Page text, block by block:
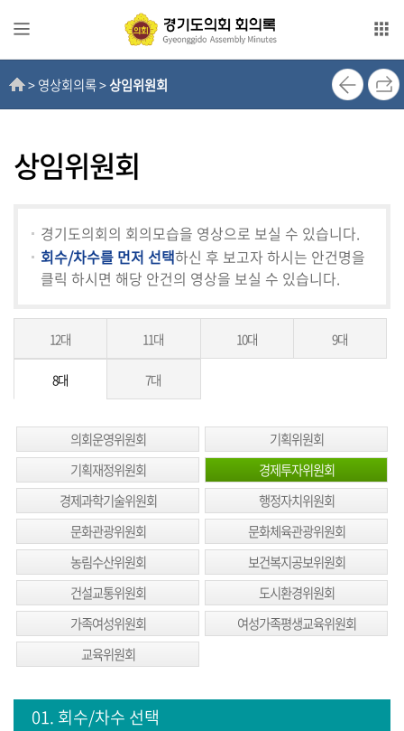
본문으로 바로가기
메인메뉴 바로가기
전
자
의
록
상
회
송
방
송
정
생
보
기
> 영상회의록 >상임위원회
상임위원회
경기도의회의 회의모습을 영상으로 보실 수 있습니다.
회수/차수를 먼저 선택하신 후 보고자 하시는 안건명을
클릭 하시면 해당 안건의 영상을 보실 수 있습니다.
12대 11대 10대 9대
8대 7대
의회운영위원회
기획위원회
기획재정위원회
경제투자위원회
경제과학기술위원회
행정자치위원회
문화관광위원회
문화체육관광위원회
농림수산위원회
보건복지공보위원회
건설교통위원회
도시환경위원회
가족여성위원회
여성가족평생교육위원회
교육위원회
01. 회수/차수 선택